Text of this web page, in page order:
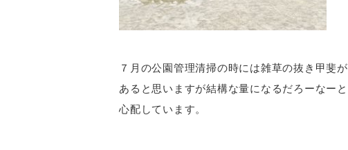
７月の公園管理清掃の時には雑草の抜き甲斐が
あると思いますが結構な量になるだろーなーと
心配しています。